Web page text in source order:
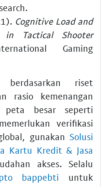
Cognitive Load and
in Tactical Shooter
Gaming
berdasarkan riset
rasio kemenangan
peta besar seperti
verifikasi
gunakan Solusi
Kartu Kredit & Jasa
akses. Selalu
bappebti untuk